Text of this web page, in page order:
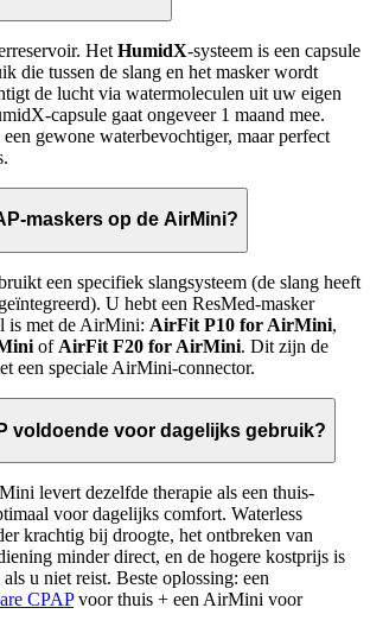
Het HumidX-systeem is een capsule
die tussen de slang en het masker wordt
de lucht via watermoleculen uit uw eigen
capsule gaat ongeveer 1 maand mee.
gewone waterbevochtiger, maar perfect
maskers op de AirMini?
een specifiek slangsysteem (de slang heeft
U hebt een ResMed-masker
is met de AirMini: AirFit P10 for AirMini,
of AirFit F20 for AirMini. Dit zijn de
een speciale AirMini-connector.
voldoende voor dagelijks gebruik?
levert dezelfde therapie als een thuis-
voor dagelijks comfort. Waterless
krachtig bij droogte, het ontbreken van
minder direct, en de hogere kostprijs is
u niet reist. Beste oplossing: een
CPAPvoor thuis + een AirMini voor